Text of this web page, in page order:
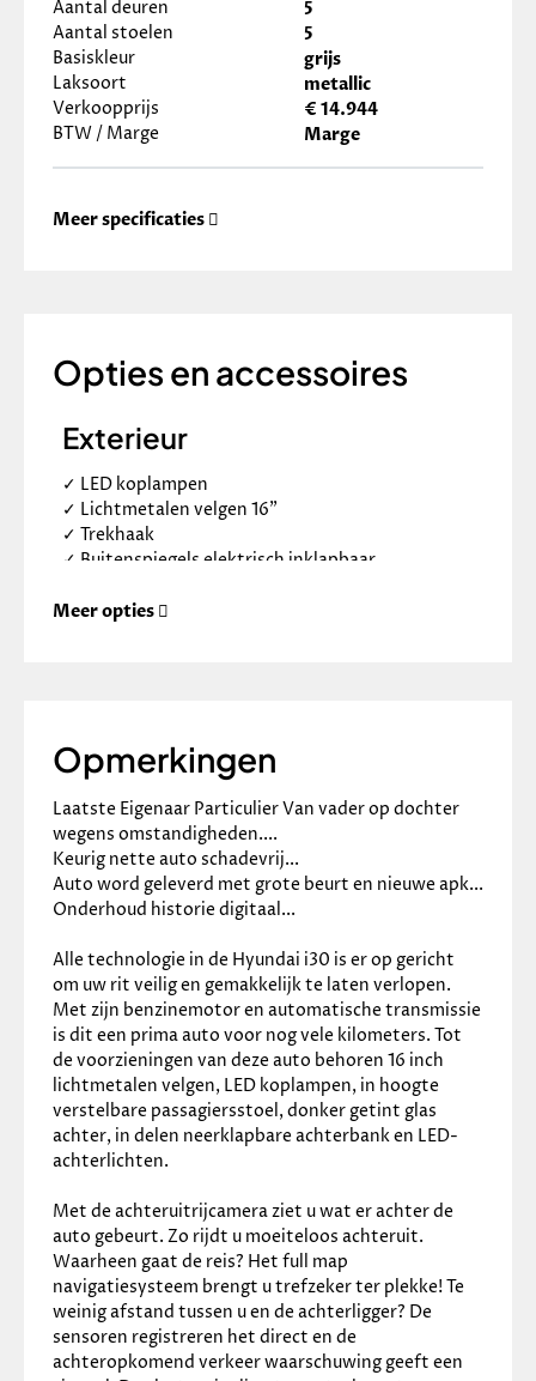
Aantal deuren 5
Aantal stoelen 5
Basiskleur grijs
Laksoort metallic
Verkoopprijs € 14.944
BTW / Marge Marge
Meer specificaties
Opties en accessoires
Exterieur
✓ LED koplampen
✓ Lichtmetalen velgen 16"
✓ Trekhaak
✓ Buitenspiegels elektrisch inklapbaar
verwarmbaar
✓Keyless entry
Koplampen adaptief
✓LED achterlichten
✓LED dagrijverlichting
✓Metaalkleur
✓Mistlampen voor
✓Parkeersensor achter
Infotainment
Navigatiesysteem full map
Multimedia-voorbereiding
✓ Radio
Interieur
✓Cruise control
✓Armsteun achter
✓Bestuurdersstoel in hoogte verstelbaar
✓Boordcomputer
✓Elektrische ramen voor en achter
✓Passagiersstoel in hoogte verstelbaar
✓Regensensor
✓Stuur verstelbaar
Meer opties
Opmerkingen
Laatste Eigenaar Particulier Van vader op dochter
wegens omstandigheden....
Keurig nette auto schadevrij...
Auto word geleverd met grote beurt en nieuwe apk...
Onderhoud historie digitaal...
Alle technologie in de Hyundai i30 is er op gericht
om uw rit veilig en gemakkelijk te laten verlopen.
Met zijn benzinemotor en automatische transmissie
is dit een prima auto voor nog vele kilometers. Tot
de voorzieningen van deze auto behoren 16 inch
lichtmetalen velgen, LED koplampen, in hoogte
verstelbare passagiersstoel, donker getint glas
achter, in delen neerklapbare achterbank en LED-
achterlichten.
Met de achteruitrijcamera ziet u wat er achter de
auto gebeurt. Zo rijdt u moeiteloos achteruit.
Waarheen gaat de reis? Het full map
navigatiesysteem brengt u trefzeker ter plekke! Te
weinig afstand tussen u en de achterligger? De
sensoren registreren het direct en de
achteropkomend verkeer waarschuwing geeft een